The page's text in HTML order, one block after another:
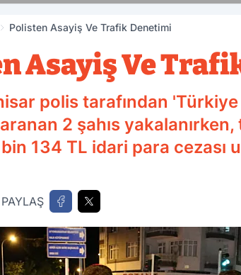
Polisten Asayiş Ve Trafik Denetimi
Asayiş Ve
polis tarafından
2 şahıs
134 TL idari para cezası
PAYLAŞ